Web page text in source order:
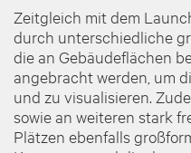
Zeitgleich mit dem
durch unterschiedliche
die an Gebäudeflächen
angebracht werden, um
und zu visualisieren.
sowie an weiteren stark
Plätzen ebenfalls